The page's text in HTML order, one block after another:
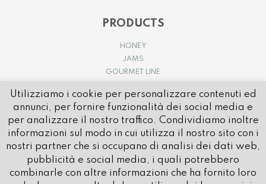
PRODUCTS
HONEY
JAMS
GOURMET LINE
© 2021 APICOLTURA CASENTINESE | P.IVA e C.FISC. IT01032580514
Utilizziamo i cookie per personalizzare contenuti ed
annunci, per fornire funzionalità dei social media e
per analizzare il nostro traffico. Condividiamo inoltre
informazioni sul modo in cui utilizza il nostro sito con i
nostri partner che si occupano di analisi dei dati web,
pubblicità e social media, i quali potrebbero
combinarle con altre informazioni che ha fornito loro